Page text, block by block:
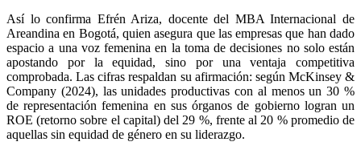
Así lo confirma Efrén Ariza, docente del MBA Internacional de
Areandina en Bogotá, quien asegura que las empresas que han dado
espacio a una voz femenina en la toma de decisiones no solo están
apostando por la equidad, sino por una ventaja competitiva
comprobada. Las cifras respaldan su afirmación: según McKinsey &
Company (2024), las unidades productivas con al menos un 30 %
de representación femenina en sus órganos de gobierno logran un
ROE (retorno sobre el capital) del 29 %, frente al 20 % promedio de
aquellas sin equidad de género en su liderazgo.